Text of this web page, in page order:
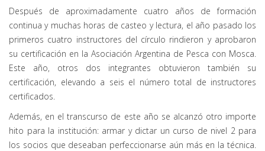
Después de aproximadamente cuatro años de formación
continua y muchas horas de casteo y lectura, el año pasado los
primeros cuatro instructores del círculo rindieron y aprobaron
su certificación en la Asociación Argentina de Pesca con Mosca.
Este año, otros dos integrantes obtuvieron también su
certificación, elevando a seis el número total de instructores
certificados.
Además, en el transcurso de este año se alcanzó otro importe
hito para la institución: armar y dictar un curso de nivel 2 para
los socios que deseaban perfeccionarse aún más en la técnica.